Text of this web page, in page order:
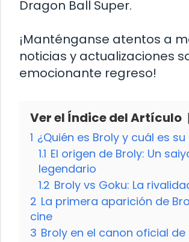
Dragon Ball Super.
¡Manténganse atentos a
noticias y actualizaciones
emocionante regreso!
Ver el Índice del Artículo
1 ¿Quién es Broly y cuál es
1.1 El origen de Broly: Un
legendario
1.2 Broly vs Goku: La
2 La primera aparición de
cine
3 Broly en el canon oficial de